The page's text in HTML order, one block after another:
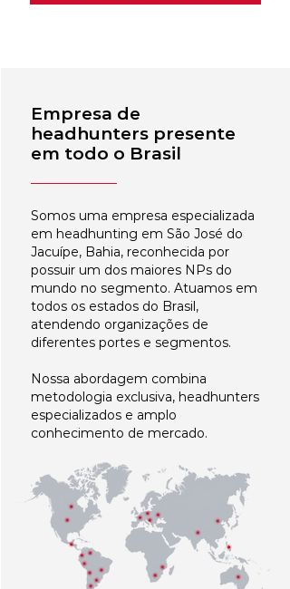
Empresa de
headhunters presente
em todo o Brasil
Somos uma empresa especializada
em headhunting em São José do
Jacuípe, Bahia, reconhecida por
possuir um dos maiores NPs do
mundo no segmento. Atuamos em
todos os estados do Brasil,
atendendo organizações de
diferentes portes e segmentos.
Nossa abordagem combina
metodologia exclusiva, headhunters
especializados e amplo
conhecimento de mercado.